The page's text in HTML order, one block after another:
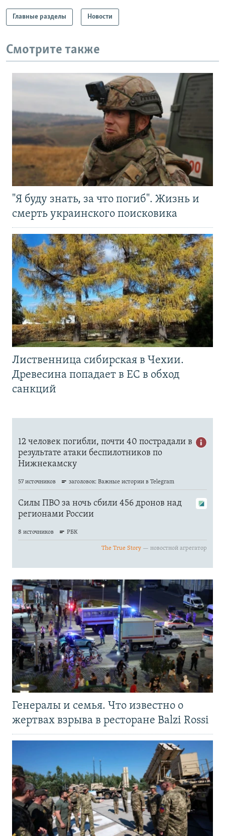
Главные разделы Новости
Смотрите также
"Я буду знать, за что погиб". Жизнь и
смерть украинского поисковика
Лиственница сибирская в Чехии.
Древесина попадает в ЕС в обход
санкций
Генералы и семья. Что известно о
жертвах взрыва в ресторане Balzi Rossi